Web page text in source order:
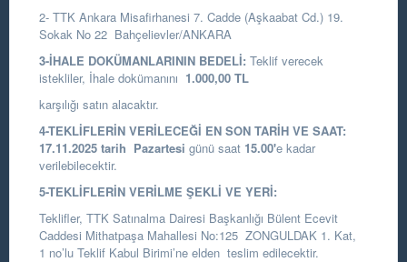
2- TTK Ankara Misafirhanesi 7. Cadde (Aşkaabat Cd.) 19.
Sokak No 22 Bahçelievler/ANKARA
3-İHALE DOKÜMANLARININ BEDELİ: Teklif verecek
istekliler, İhale dokümanını 1.000,00 TL
karşılığı satın alacaktır.
4-TEKLİFLERİN VERİLECEĞİ EN SON TARİH VE SAAT:
17.11.2025 tarih Pazartesi günü saat 15.00'e kadar
verilebilecektir.
5-TEKLİFLERİN VERİLME ŞEKLİ VE YERİ:
Teklifler, TTK Satınalma Dairesi Başkanlığı Bülent Ecevit
Caddesi Mithatpaşa Mahallesi No:125 ZONGULDAK 1. Kat,
1 no’lu Teklif Kabul Birimi’ne elden teslim edilecektir.